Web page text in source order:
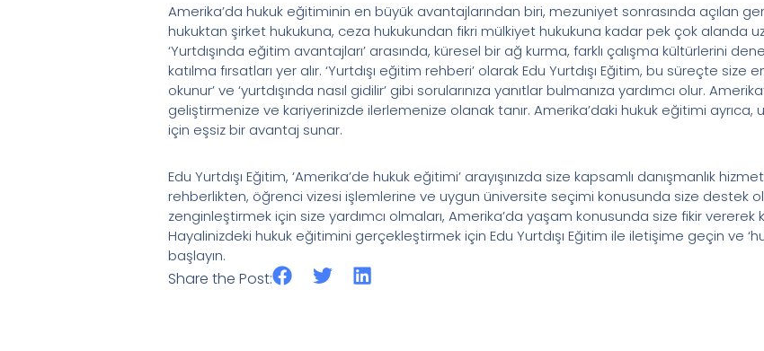
Amerika’da hukuk eğitiminin en büyük avantajlarından biri, mezuniyet sonrasında açılan
hukuktan şirket hukukuna, ceza hukukundan fikri mülkiyet hukukuna kadar pek çok alanda
‘Yurtdışında eğitim avantajları’ arasında, küresel bir ağ kurma, farklı çalışma kültürlerini
katılma fırsatları yer alır. ‘Yurtdışı eğitim rehberi’ olarak Edu Yurtdışı Eğitim, bu süreçte size
okunur’ ve ‘yurtdışında nasıl gidilir’ gibi sorularınıza yanıtlar bulmanıza yardımcı olur.
geliştirmenize ve kariyerinizde ilerlemenize olanak tanır. Amerika’daki hukuk eğitimi
için eşsiz bir avantaj sunar.
Edu Yurtdışı Eğitim, ‘Amerika’de hukuk eğitimi’ arayışınızda size kapsamlı danışmanlık
rehberlikten, öğrenci vizesi işlemlerine ve uygun üniversite seçimi konusunda size destek
zenginleştirmek için size yardımcı olmaları, Amerika’da yaşam konusunda size fikir vererek
Hayalinizdeki hukuk eğitimini gerçekleştirmek için Edu Yurtdışı Eğitim ile iletişime geçin ve
başlayın.
Share the Post: